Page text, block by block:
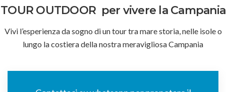
TOUR OUTDOOR per vivere la Campania
Vivi l’esperienza da sogno di un tour tra mare storia, nelle isole o
lungo la costiera della nostra meravigliosa Campania